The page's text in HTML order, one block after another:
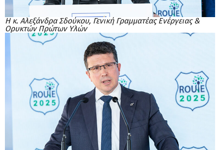
Η κ. Αλεξάνδρα Σδούκου, Γενική Γραμματέας Ενέργειας &
Ορυκτών Πρώτων Υλών